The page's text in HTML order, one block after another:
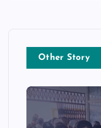
Other Story